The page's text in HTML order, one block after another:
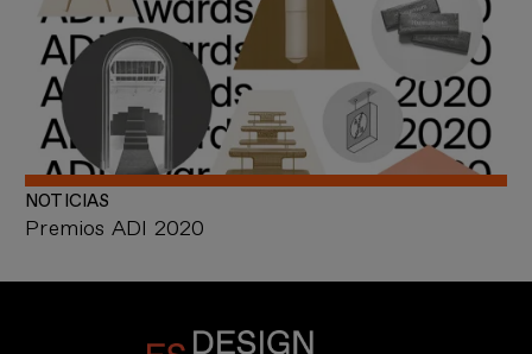
Premios ADI 2020
NOTICIAS